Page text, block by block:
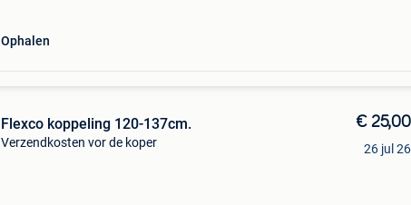
Ophalen
Flexco koppeling 120-137cm.
Verzendkosten vor de koper
€ 25,00
26 jul 26